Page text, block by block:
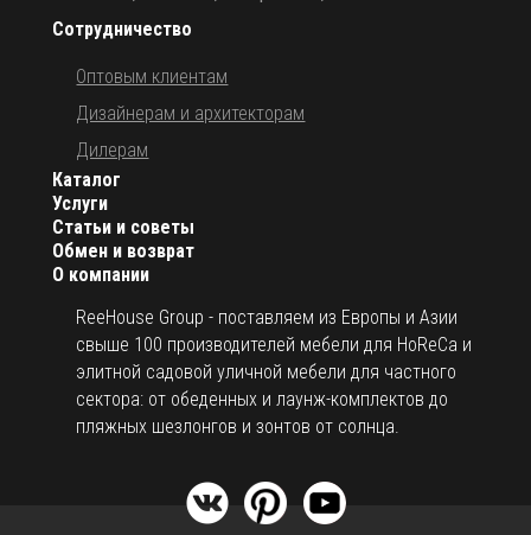
О компании
ReeHouse Group - поставляем из Европы и Азии
свыше 100 производителей мебели для HoReCa и
элитной садовой уличной мебели для частного
сектора: от обеденных и лаунж-комплектов до
пляжных шезлонгов и зонтов от солнца.
Каталог
Услуги
Статьи и советы
Обмен и возврат
Сотрудничество
Оптовым клиентам
Дизайнерам и архитекторам
Дилерам